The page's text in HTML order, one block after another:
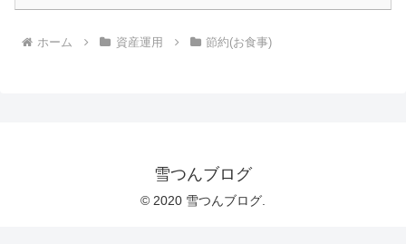
ホーム 資産運用 節約(お食事)
雪つんブログ
© 2020 雪つんブログ.